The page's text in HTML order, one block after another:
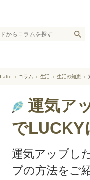
Latte コラム 生活 生活の知恵
運気ア
で
運気アップし
プの方法をご